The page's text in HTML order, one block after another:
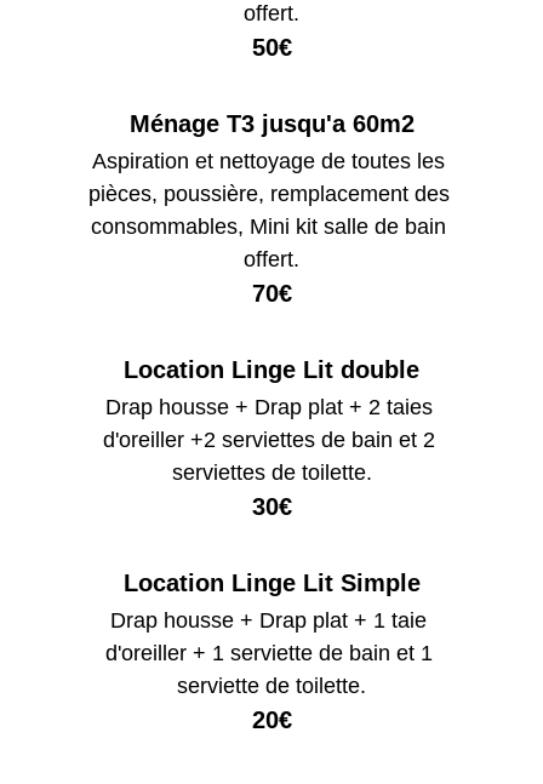
offert.
50€
Ménage T3 jusqu'a 60m2
Aspiration et nettoyage de toutes les
pièces, poussière, remplacement des
consommables, Mini kit salle de bain
offert.
70€
Location Linge Lit double
30€
Drap housse + Drap plat + 2 taies
d'oreiller +2 serviettes de bain et 2
serviettes de toilette.
Location Linge Lit Simple
Drap housse + Drap plat + 1 taie
d'oreiller + 1 serviette de bain et 1
serviette de toilette.
20€